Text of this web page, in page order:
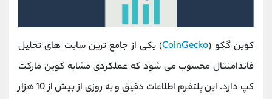
کوین گکو (CoinGecko) یکی از جامع‌ ترین سایت های تحلیل
فاندامنتال محسوب می‌ شود که عملکردی مشابه کوین‌ مارکت‌
کپ دارد. این پلتفرم اطلاعات دقیق و به‌ روزی از بیش از 10 هزار